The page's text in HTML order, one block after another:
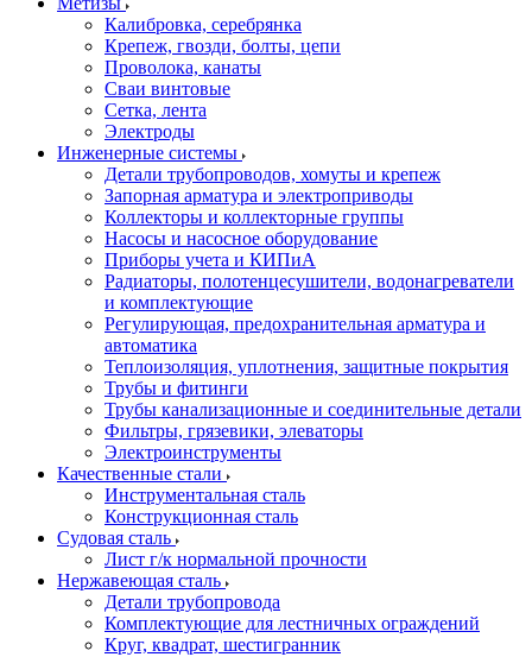
Калибровка, серебрянка
Крепеж, гвозди, болты, цепи
Проволока, канаты
Сваи винтовые
Сетка, лента
Электроды
Инженерные системы
Детали трубопроводов, хомуты и крепеж
Запорная арматура и электроприводы
Коллекторы и коллекторные группы
Насосы и насосное оборудование
Приборы учета и КИПиА
Радиаторы, полотенцесушители, водонагреватели
и комплектующие
Регулирующая, предохранительная арматура и
автоматика
Теплоизоляция, уплотнения, защитные покрытия
Трубы и фитинги
Трубы канализационные и соединительные детали
Фильтры, грязевики, элеваторы
Электроинструменты
Качественные стали
Инструментальная сталь
Конструкционная сталь
Судовая сталь
Лист г/к нормальной прочности
Нержавеющая сталь
Детали трубопровода
Комплектующие для лестничных ограждений
Круг, квадрат, шестигранник